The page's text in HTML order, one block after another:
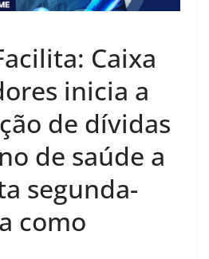
Caixa
inicia a
de dívidas
de saúde a
segunda-
como